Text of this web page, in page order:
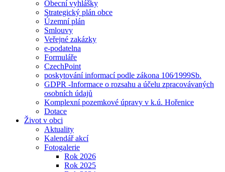
Obecní vyhlášky
Strategický plán obce
Územní plán
Smlouvy
Veřejné zakázky
e-podatelna
Formuláře
CzechPoint
poskytování informací podle zákona 106⁄1999Sb.
GDPR -Informace o rozsahu a účelu zpracovávaných
osobních údajů
Komplexní pozemkové úpravy v k.ú. Hořenice
Dotace
Život v obci
Aktuality
Kalendář akcí
Fotogalerie
Rok 2026
Rok 2025